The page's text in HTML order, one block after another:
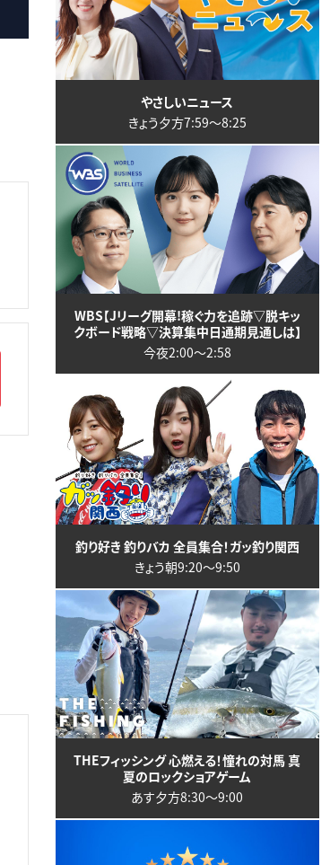
やさしいニュース
きょう夕方7:59〜8:25
WBS【Jリーグ開幕!稼ぐ力を追跡▽脱キッ
クボード戦略▽決算集中日通期見通しは】
今夜2:00〜2:58
釣り好き 釣りバカ 全員集合！ガッ釣り関西
きょう朝9:20〜9:50
THEフィッシング 心燃える！憧れの対馬 真
夏のロックショアゲーム
あす夕方8:30〜9:00